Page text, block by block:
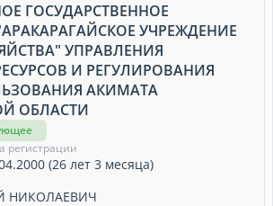
ГОСУДАРСТВЕННОЕ
УЧРЕЖДЕНИЕ
УПРАВЛЕНИЯ
И РЕГУЛИРОВАНИЯ
АКИМАТА
ОБЛАСТИ
регистрации
(26 лет 3 месяца)
НИКОЛАЕВИЧ